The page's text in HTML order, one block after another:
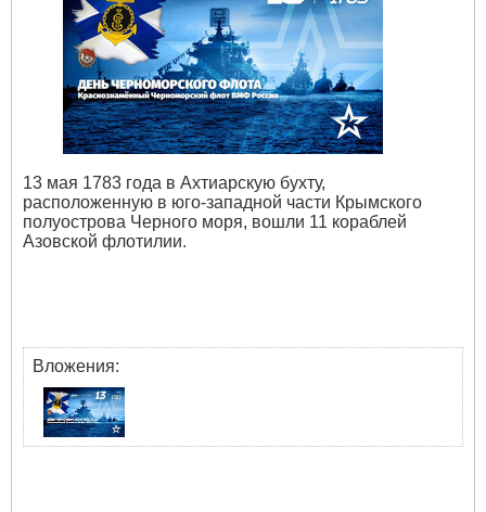
13 мая 1783 года в Ахтиарскую бухту,
расположенную в юго-западной части Крымского
полуострова Черного моря, вошли 11 кораблей
Азовской флотилии.
Вложения: